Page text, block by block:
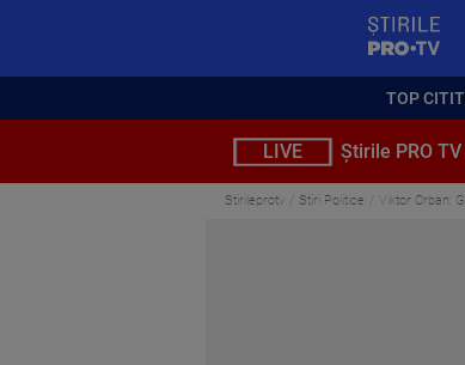
TOP
LIVE Știrile PRO
Stirileprotv Stiri Politice Viktor Orban: